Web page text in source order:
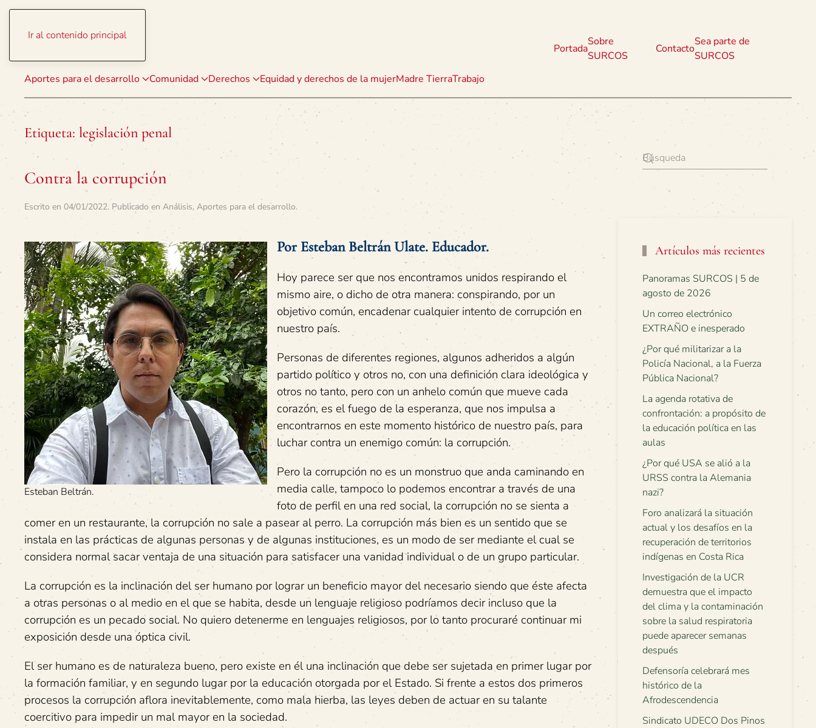
Ir al contenido principal
Aportes para el desarrollo Comunidad Derechos Equidad y derechos de la mujerMadre TierraTrabajo
Portada
Sobre
SURCOS
Contacto
Sea parte de
SURCOS
Etiqueta: legislación penal
Contra la corrupción
Escrito en 04/01/2022. Publicado en Análisis, Aportes para el desarrollo.
Esteban Beltrán.
Por Esteban Beltrán Ulate. Educador.
Hoy parece ser que nos encontramos unidos respirando el
mismo aire, o dicho de otra manera: conspirando, por un
objetivo común, encadenar cualquier intento de corrupción en
nuestro país.
Personas de diferentes regiones, algunos adheridos a algún
partido político y otros no, con una definición clara ideológica y
otros no tanto, pero con un anhelo común que mueve cada
corazón, es el fuego de la esperanza, que nos impulsa a
encontrarnos en este momento histórico de nuestro país, para
luchar contra un enemigo común: la corrupción.
Pero la corrupción no es un monstruo que anda caminando en
media calle, tampoco lo podemos encontrar a través de una
foto de perfil en una red social, la corrupción no se sienta a
comer en un restaurante, la corrupción no sale a pasear al perro. La corrupción más bien es un sentido que se
instala en las prácticas de algunas personas y de algunas instituciones, es un modo de ser mediante el cual se
considera normal sacar ventaja de una situación para satisfacer una vanidad individual o de un grupo particular.
La corrupción es la inclinación del ser humano por lograr un beneficio mayor del necesario siendo que éste afecta
a otras personas o al medio en el que se habita, desde un lenguaje religioso podríamos decir incluso que la
corrupción es un pecado social. No quiero detenerme en lenguajes religiosos, por lo tanto procuraré continuar mi
exposición desde una óptica civil.
El ser humano es de naturaleza bueno, pero existe en él una inclinación que debe ser sujetada en primer lugar por
la formación familiar, y en segundo lugar por la educación otorgada por el Estado. Si frente a estos dos primeros
procesos la corrupción aflora inevitablemente, como mala hierba, las leyes deben de actuar en su talante
coercitivo para impedir un mal mayor en la sociedad.
Artículos más recientes
Panoramas SURCOS | 5 de
agosto de 2026
Un correo electrónico
EXTRAÑO e inesperado
¿Por qué militarizar a la
Policía Nacional, a la Fuerza
Pública Nacional?
La agenda rotativa de
confrontación: a propósito de
la educación política en las
aulas
¿Por qué USA se alió a la
URSS contra la Alemania
nazi?
Foro analizará la situación
actual y los desafíos en la
recuperación de territorios
indígenas en Costa Rica
Investigación de la UCR
demuestra que el impacto
del clima y la contaminación
sobre la salud respiratoria
puede aparecer semanas
después
Defensoría celebrará mes
histórico de la
Afrodescendencia
Sindicato UDECO Dos Pinos